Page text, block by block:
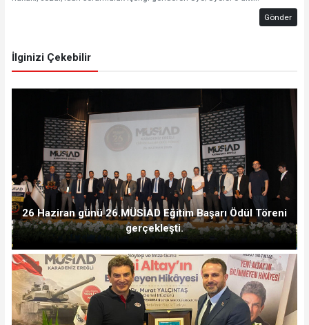
Gönder
İlginizi Çekebilir
26 Haziran günü 26.MÜSİAD Eğitim Başarı Ödül Töreni
gerçekleşti.